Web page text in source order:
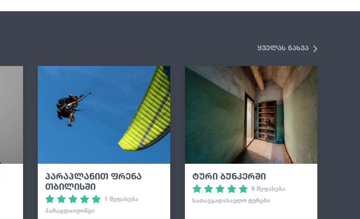
ყველას ნახვა
პარაპლანით ფრენა
თბილისში
1 შეფასება
ᲞᲐᲠᲐᲒᲚᲐᲘᲓᲘᲜᲒᲘ
ტური ბუნკერში
6 შეფასება
ᲡᲐᲗᲐᲕᲒᲐᲓᲐᲡᲐᲕᲚᲝ ᲢᲣᲠᲔᲑᲘ